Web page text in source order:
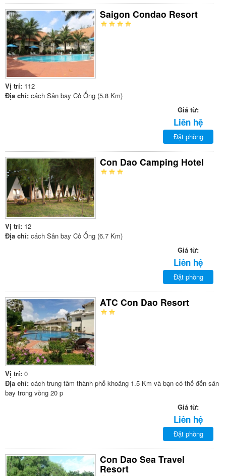
Saigon Condao Resort
Vị trí: 112
Địa chỉ: cách Sân bay Cỏ Ống (5.8 Km)
Giá từ:
Liên hệ
Đặt phòng
Con Dao Camping Hotel
Vị trí: 12
Địa chỉ: cách Sân bay Cỏ Ống (6.7 Km)
Giá từ:
Liên hệ
Đặt phòng
ATC Con Dao Resort
Vị trí: 0
Địa chỉ: cách trung tâm thành phố khoảng 1.5 Km và bạn có thể đến sân
bay trong vòng 20 p
Giá từ:
Liên hệ
Đặt phòng
Con Dao Sea Travel
Resort